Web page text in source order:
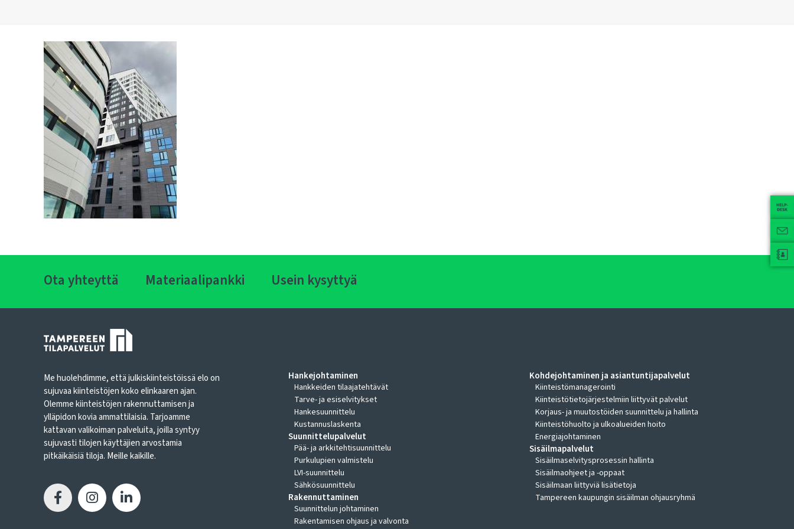
Ota yhteyttä Materiaalipankki Usein kysyttyä
Me huolehdimme, että julkiskiinteistöissä elo on
sujuvaa kiinteistöjen koko elinkaaren ajan.
Olemme kiinteistöjen rakennuttamisen ja
ylläpidon kovia ammattilaisia. Tarjoamme
kattavan valikoiman palveluita, joilla syntyy
sujuvasti tilojen käyttäjien arvostamia
pitkäikäisiä tiloja. Meille kaikille.
Hankejohtaminen
Hankkeiden tilaajatehtävät
Tarve- ja esiselvitykset
Hankesuunnittelu
Kustannuslaskenta
Suunnittelupalvelut
Pää- ja arkkitehtisuunnittelu
Purkulupien valmistelu
LVI-suunnittelu
Sähkösuunnittelu
Rakennuttaminen
Suunnittelun johtaminen
Rakentamisen ohjaus ja valvonta
Kohdejohtaminen ja asiantuntijapalvelut
Kiinteistömanagerointi
Kiinteistötietojärjestelmiin liittyvät palvelut
Korjaus- ja muutostöiden suunnittelu ja hallinta
Kiinteistöhuolto ja ulkoalueiden hoito
Energiajohtaminen
Sisäilmapalvelut
Sisäilmaselvitysprosessin hallinta
Sisäilmaohjeet ja -oppaat
Sisäilmaan liittyviä lisätietoja
Tampereen kaupungin sisäilman ohjausryhmä